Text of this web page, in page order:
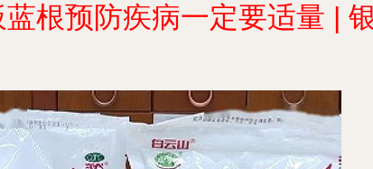
根预防疾病一定要适量 |